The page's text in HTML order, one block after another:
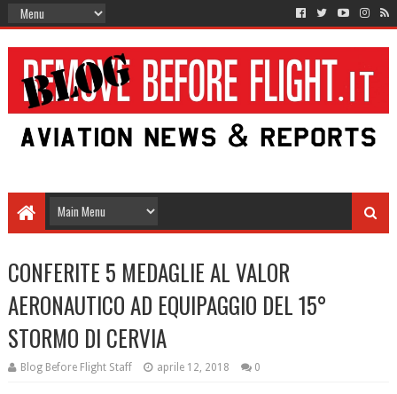
CONFERITE 5 MEDAGLIE AL VALOR
AERONAUTICO AD EQUIPAGGIO DEL 15°
STORMO DI CERVIA
Blog Before Flight Staff aprile 12, 2018 0